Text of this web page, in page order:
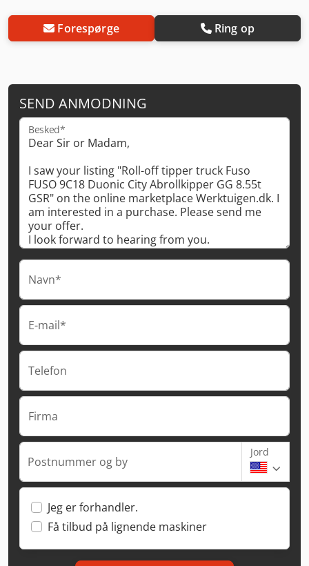
Forespørge Ring op
SEND ANMODNING
Besked*
Navn*
E-mail*
Telefon
Firma
Postnummer og by
Jord
Jeg er forhandler.
Få tilbud på lignende maskiner